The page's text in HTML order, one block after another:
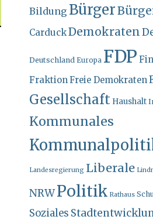
Bildung Bürger
CarduckDemokraten
Deutschland Europa FDP
FraktionFreie Demokraten
Gesellschaft Haushalt
Kommunales
Landesregierung Liberale
NRWPolitik Rathaus
Soziales